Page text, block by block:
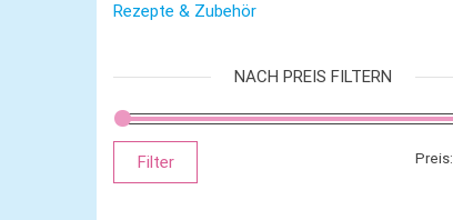
Rezepte & Zubehör
NACH PREIS FILTERN
Filter Preis: